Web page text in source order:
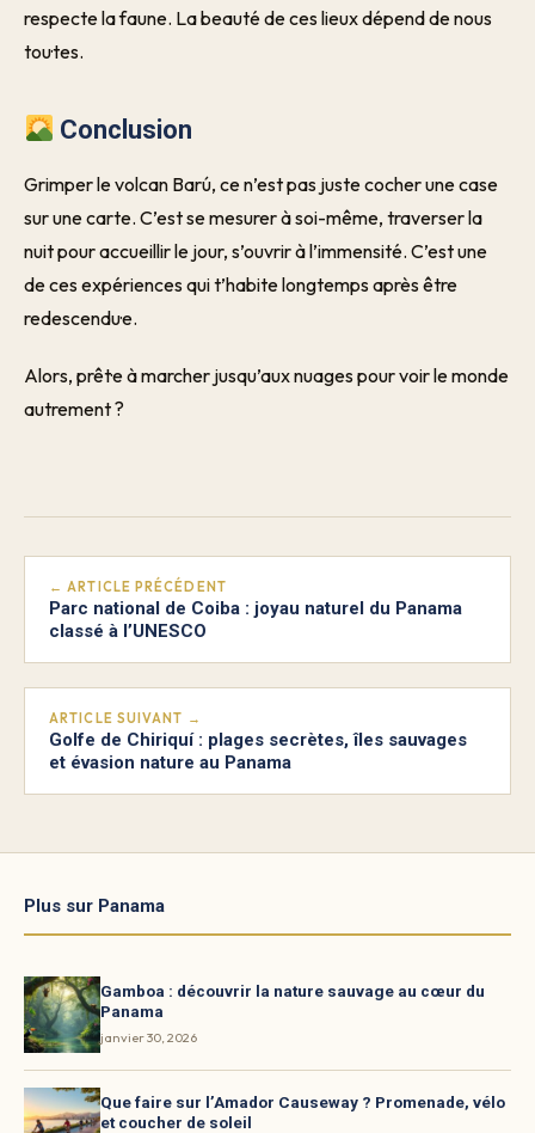
respecte la faune. La beauté de ces lieux dépend de nous
tou·tes.
Conclusion
Grimper le volcan Barú, ce n’est pas juste cocher une case
sur une carte. C’est se mesurer à soi-même, traverser la
nuit pour accueillir le jour, s’ouvrir à l’immensité. C’est une
de ces expériences qui t’habite longtemps après être
redescendu·e.
Alors, prêt·e à marcher jusqu’aux nuages pour voir le monde
autrement ?
← ARTICLE PRÉCÉDENT
Parc national de Coiba : joyau naturel du Panama
classé à l’UNESCO
ARTICLE SUIVANT →
Golfe de Chiriquí : plages secrètes, îles sauvages
et évasion nature au Panama
Plus sur Panama
Gamboa : découvrir la nature sauvage au cœur du
Panama
janvier 30, 2026
Que faire sur l’Amador Causeway ? Promenade, vélo
et coucher de soleil